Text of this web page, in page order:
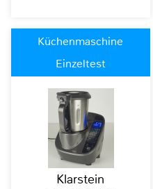
Küchenmaschine
Einzeltest
Klarstein